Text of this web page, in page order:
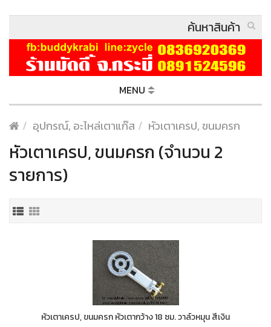
MENU
อุปกรณ์, อะไหล่เตาแก๊ส หัวเตาเครป, ขนมครก
หัวเตาเครป, ขนมครก (จำนวน 2
รายการ)
หัวเตาเครป, ขนมครก หัวเตากว้าง 18 ซม. วาล์วหมุน สีเงิน